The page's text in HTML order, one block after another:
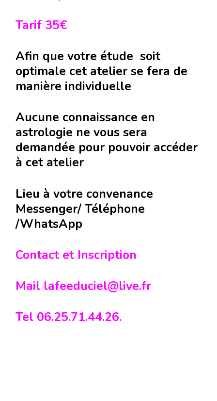
Tarif 35€
Afin que votre étude soit
optimale cet atelier se fera de
manière individuelle
Aucune connaissance en
astrologie ne vous sera
demandée pour pouvoir accéder
à cet atelier
Lieu à votre convenance
Messenger/ Téléphone
/WhatsApp
Contact et Inscription
Mail lafeeduciel@live.fr
Tel 06.25.71.44.26.